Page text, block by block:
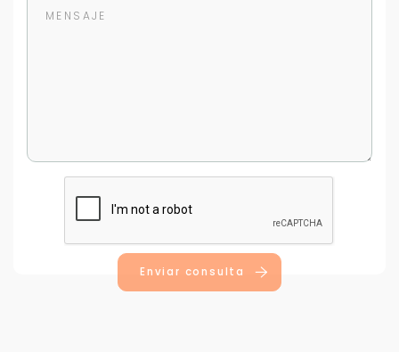
Enviar consulta
Continuar por WhatsApp
Cancelar
Buscamos darte la mejor experiencia.
Con estos datos podemos responderte mejor y